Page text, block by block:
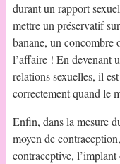
durant un rapport
mettre un préservatif
banane, un concombre
l’affaire ! En devenant
relations sexuelles, il
correctement quand le
Enfin, dans la mesure
moyen de
contraceptive,